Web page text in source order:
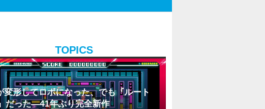
TOPICS
変形してロボになった、でも『ルート
だった―41年ぶり完全新作